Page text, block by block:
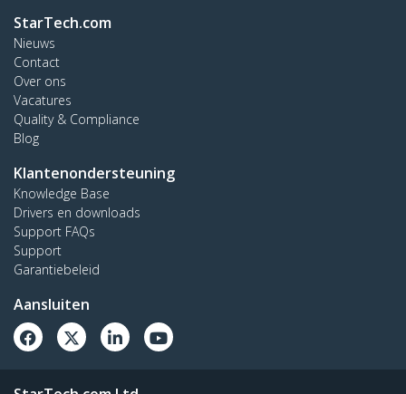
StarTech.com
Nieuws
Contact
Over ons
Vacatures
Quality & Compliance
Blog
Klantenondersteuning
Knowledge Base
Drivers en downloads
Support FAQs
Support
Garantiebeleid
Aansluiten